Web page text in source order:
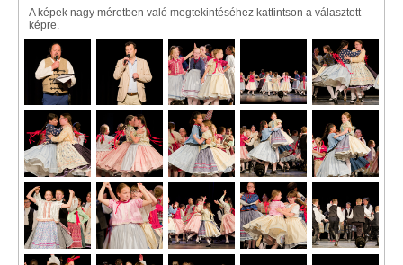
A képek nagy méretben való megtekintéséhez kattintson a választott
képre.